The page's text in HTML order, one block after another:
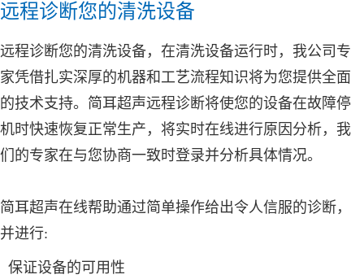
远程诊断您的清洗设备
远程诊断您的清洗设备，在清洗设备运行时，我公司专
家凭借扎实深厚的机器和工艺流程知识将为您提供全面
的技术支持。 简耳超声远程诊断将使您的设备在故障停
机时快速恢复正常生产，将实时在线进行原因分析，我
们的专家在与您协商一致时登录并分析具体情况。
简耳超声在线帮助通过简单操作给出令人信服的诊断，
并进行:
保证设备的可用性